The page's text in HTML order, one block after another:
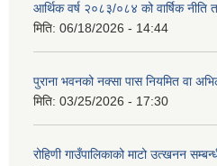
आर्थिक वर्ष २०८३/०८४ को वार्षिक नीति
मिति: 06/18/2026 - 14:44
पुराना भवनको नक्सा पास नियमित वा
मिति: 03/25/2026 - 17:30
रोहिणी गाउँपालिकाको माटो उत्खनन